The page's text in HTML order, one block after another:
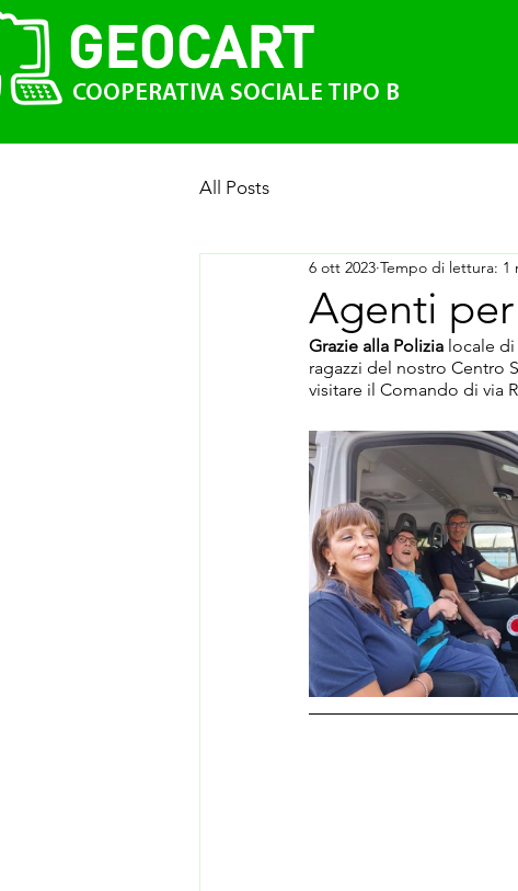
GEOCART
COOPERATIVA SOCIALE TIPO B
All Posts
Agenti
6 ott 2023 Tempo di lettura: 1
Grazie alla Polizia locale di
ragazzi del nostro Centro
visitare il Comando di via